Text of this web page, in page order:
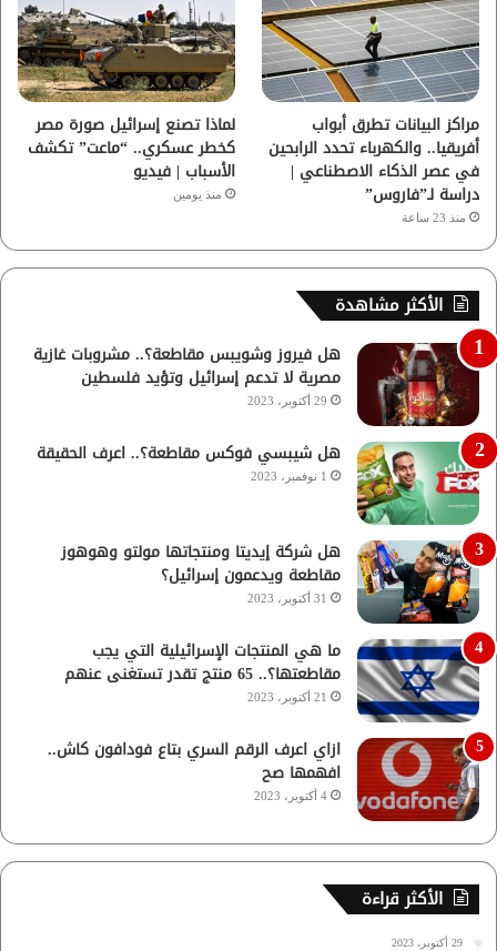
مراكز البيانات تطرق أبواب
أفريقيا.. والكهرباء تحدد الرابحين
في عصر الذكاء الاصطناعي |
دراسة لـ”فاروس”
منذ 23 ساعة
لماذا تصنع إسرائيل صورة مصر
كخطر عسكري.. “ماعت” تكشف
الأسباب | فيديو
منذ يومين
الأكثر مشاهدة
هل فيروز وشويبس مقاطعة؟.. مشروبات غازية
مصرية لا تدعم إسرائيل وتؤيد فلسطين
29 أكتوبر، 2023
هل شيبسي فوكس مقاطعة؟.. اعرف الحقيقة
1 نوفمبر، 2023
هل شركة إيديتا ومنتجاتها مولتو وهوهوز
مقاطعة ويدعمون إسرائيل؟
31 أكتوبر، 2023
ما هي المنتجات الإسرائيلية التي يجب
مقاطعتها؟.. 65 منتج تقدر تستغنى عنهم
21 أكتوبر، 2023
ازاي اعرف الرقم السري بتاع فودافون كاش..
افهمها صح
4 أكتوبر، 2023
الأكثر قراءة
29 أكتوبر، 2023